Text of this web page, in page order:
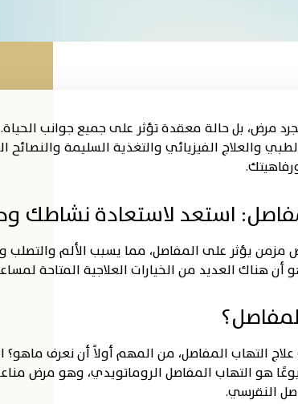
مرض، بل حالة معقدة تؤثر على جميع جوانب
والعلاج الفيزيائي والتغذية السليمة
استعد لاستعادة نشاطك
يؤثر على المفاصل، مما يسبب الألم والتصلب
أن هناك العديد من الخيارات العلاجية المتاحة
علاج التهاب المفاصل، من المهم أولاً أن نعرف
هو التهاب المفاصل الروماتويدي، وهو مرض
النقرسي.